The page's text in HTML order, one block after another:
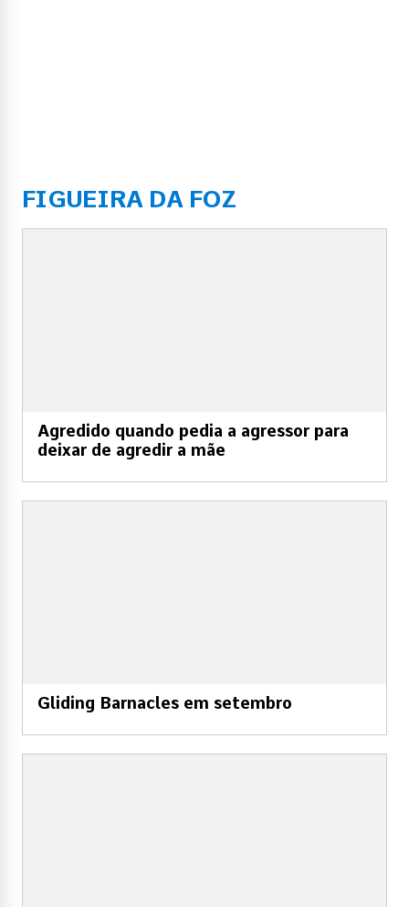
FIGUEIRA DA FOZ
Agredido quando pedia a agressor para
deixar de agredir a mãe
Gliding Barnacles em setembro